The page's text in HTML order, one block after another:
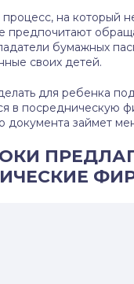
на который
предпочитают
бумажных
своих детей.
для ребенка
в посредническую
документа займет